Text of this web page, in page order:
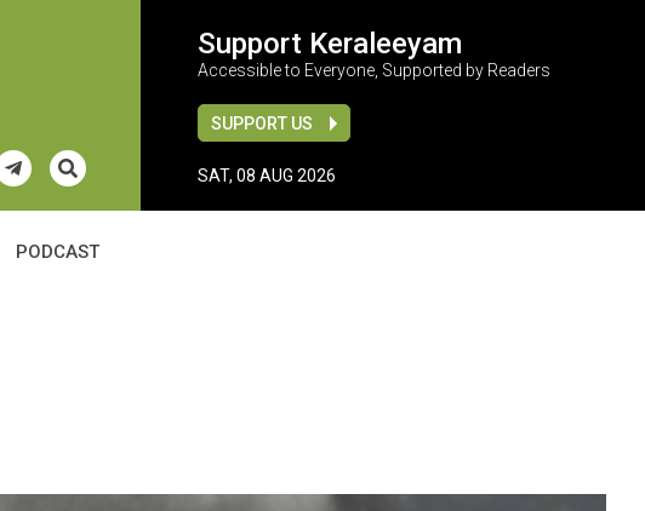
Support Keraleeyam
Accessible to Everyone, Supported by Readers
SUPPORT US
SAT, 08 AUG 2026
PODCAST